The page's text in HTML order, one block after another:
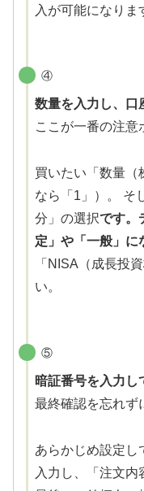
入が可能になりま
④
数量を入力し、口
ここが一番の注意
買いたい「数量（
なら「1」）。 そ
分」の選択です。
定」や「一般」に
「NISA（成長投
い。
⑤
暗証番号を入力し
最終確認を忘れず
あらかじめ設定し
入力し、「注文内